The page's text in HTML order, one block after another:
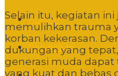
Hukum
Pendidikan
Selain itu, kegiatan
memulihkan trauma
korban kekerasan.
dukungan yang
generasi muda
yang kuat dan bebas